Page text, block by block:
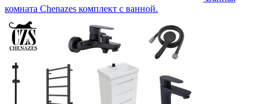
комната Chenazes комплект с ванной.